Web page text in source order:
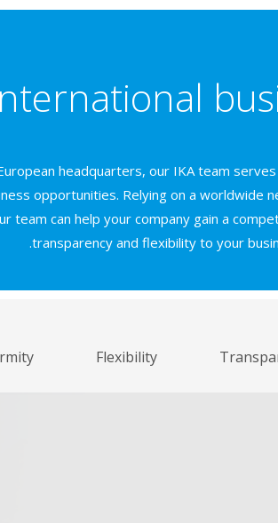
headquarters, our IKA team
opportunities. Relying on a worldwide
team can help your company gain a
transparency and flexibility to your
Flexibility